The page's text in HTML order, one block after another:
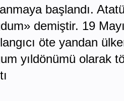
başlandı.
demiştir. 19
öte yandan
yıldönümü olarak